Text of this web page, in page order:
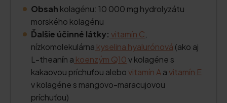
Obsah kolagénu: 10 000 mg hydrolyzátu
morského kolagénu
Ďalšie účinné látky: vitamín C
nízkomolekulárna kyselina hyalurónová (ako aj
L-theanín a koenzým Q10v kolagéne s
kakaovou príchuťou alebovitamín Aavitamín E
v kolagéne s mangovo-maracujovou
príchuťou)